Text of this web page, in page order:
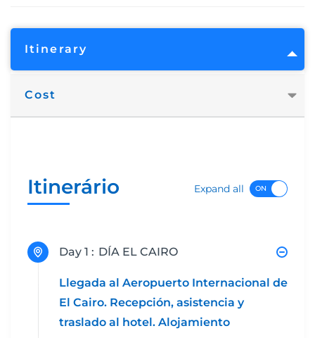
Itinerary
Cost
Itinerário Expand all
Day 1 : DÍA EL CAIRO
Llegada al Aeropuerto Internacional de
El Cairo. Recepción, asistencia y
traslado al hotel. Alojamiento